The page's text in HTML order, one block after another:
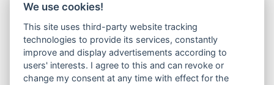
Method of payment
Shipping & Returns
Contact
We use cookies!
This site uses third-party website tracking
technologies to provide its services, constantly
improve and display advertisements according to
users' interests. I agree to this and can revoke or
change my consent at any time with effect for the